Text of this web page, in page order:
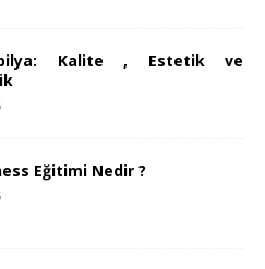
Kalite , Estetik ve
Eğitimi Nedir ?